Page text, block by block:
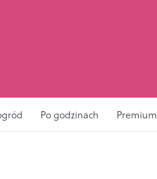
Po godzinach Premium